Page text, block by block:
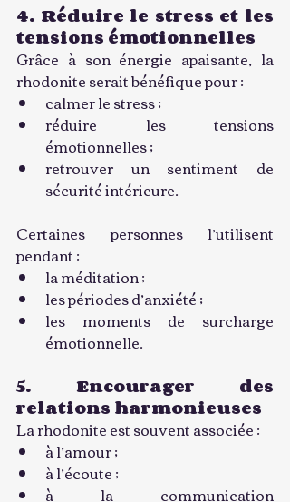
4. Réduire le stress et les
tensions émotionnelles
Grâce à son énergie apaisante, la
rhodonite serait bénéfique pour :
calmer le stress ;
réduire les tensions
émotionnelles ;
retrouver un sentiment de
sécurité intérieure.
Certaines personnes l’utilisent
pendant :
la méditation ;
les périodes d’anxiété ;
les moments de surcharge
émotionnelle.
5. Encourager des
relations harmonieuses
La rhodonite est souvent associée :
à l’amour ;
à l’écoute ;
à la communication